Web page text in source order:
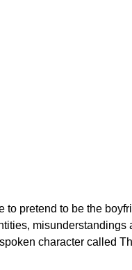
pretend to be the
character called